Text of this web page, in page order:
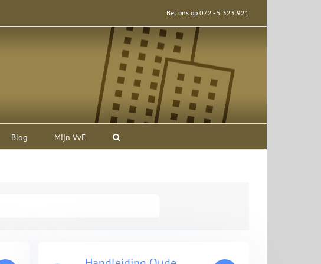
Bel ons op 072 - 5 323 921
Blog Mijn VvE